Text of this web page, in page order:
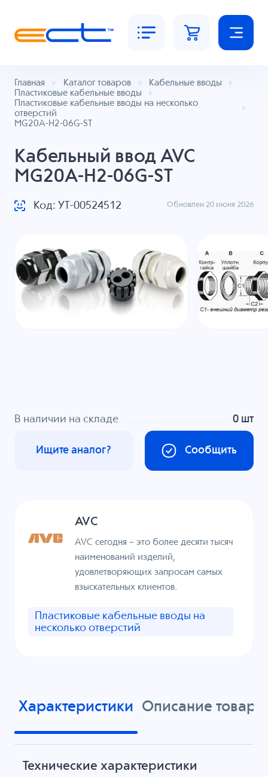
Главная Каталог товаров
Кабельные вводы
Пластиковые кабельные вводы
Пластиковые кабельные вводы на несколько
отверстий
MG20A-H2-06G-ST
Кабельный ввод AVC
MG20A-H2-06G-ST
Код: УТ-00524512 Обновлен 20 июня 2026
В наличии на складе 0 шт
Сообщить
Ищите аналог?
AVC
AVC сегодня – это более десяти тысяч
наименований изделий,
удовлетворяющих запросам самых
взыскательных клиентов.
Пластиковые кабельные вводы на
несколько отверстий
Характеристики Описание товара
Технические характеристики